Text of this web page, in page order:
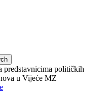
predstavnicima političkih
u Vijeće MZ